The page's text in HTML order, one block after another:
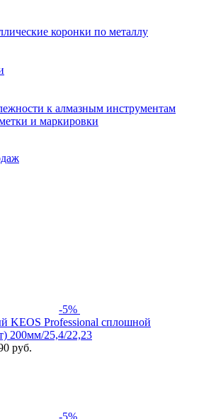
коронки по металлу
к алмазным инструментам
и маркировки
-5%
KEOS Professional сплошной
200мм/25,4/22,23
руб.
-5%